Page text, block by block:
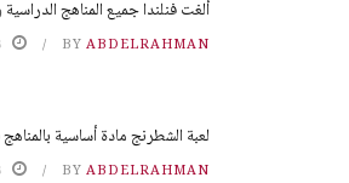
ألغت فنلندا جميع المناهج
BY ABDELRAHMAN
لعبة الشطرنج مادة أساسية
BY ABDELRAHMAN